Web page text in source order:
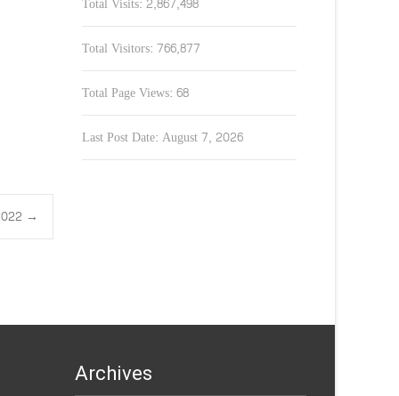
→
Total Visitors: 766,877
Total Page Views: 68
Last Post Date: August 7, 2026
Archives